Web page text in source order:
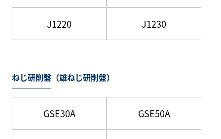
J1220 J1230
ねじ研削盤（雄ねじ研削盤）
GSE30A GSE50A